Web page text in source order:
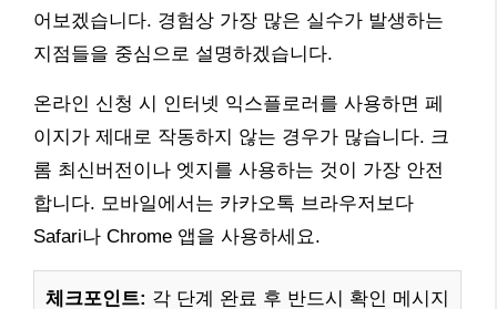
어보겠습니다. 경험상 가장 많은 실수가 발생하는
지점들을 중심으로 설명하겠습니다.
온라인 신청 시 인터넷 익스플로러를 사용하면 페
이지가 제대로 작동하지 않는 경우가 많습니다. 크
롬 최신버전이나 엣지를 사용하는 것이 가장 안전
합니다. 모바일에서는 카카오톡 브라우저보다
Safari나 Chrome 앱을 사용하세요.
체크포인트: 각 단계 완료 후 반드시 확인 메시지